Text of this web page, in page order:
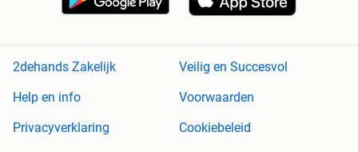
2dehands Zakelijk
Veilig en Succesvol
Help en info
Voorwaarden
Privacyverklaring
Cookiebeleid